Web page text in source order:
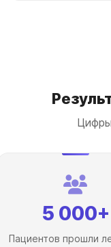
5 000+
Пациентов прошли